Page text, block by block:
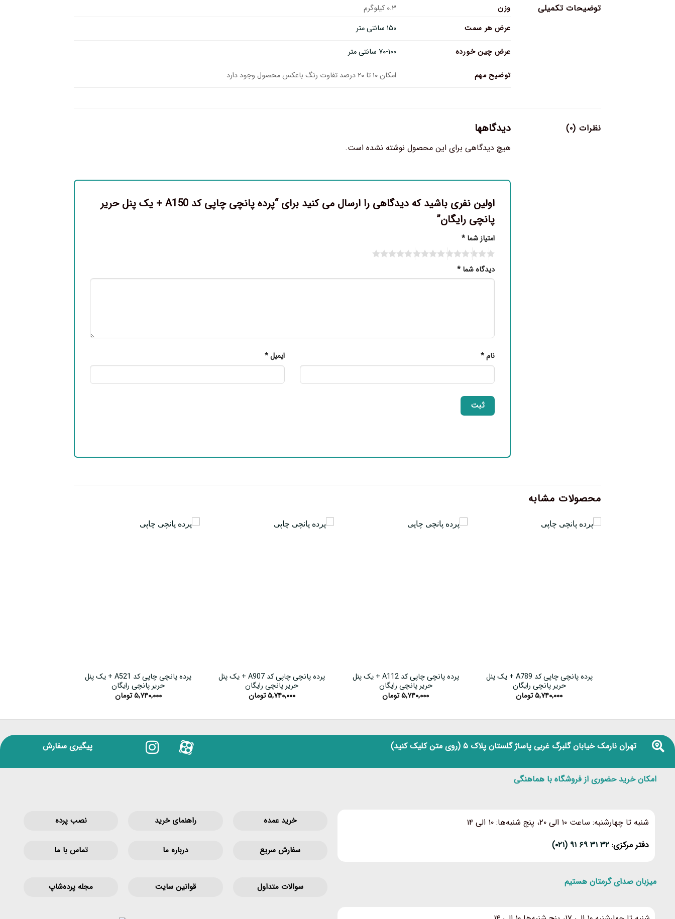
توضیحات تکمیلی وزن
۰.۳ کیلوگرم
عرض هر سمت
۱۵۰ سانتی متر
عرض چین خورده ۷۰-۱۰۰ سانتی متر
توضیح مهم امکان ۱۰ تا ۲۰ درصد تفاوت رنگ باعکس محصول وجود دارد
نظرات (۰) دیدگاهها
هیچ دیدگاهی برای این محصول نوشته نشده است.
اولین نفری باشید که دیدگاهی را ارسال می کنید برای “پرده پانچی چاپی کد A150 + یک پنل حریر
پانچی رایگان”
امتیاز شما *
دیدگاه شما *
نام* ایمیل*
محصولات مشابه
پرده پانچی چاپی کد A789 + یک پنل
حریر پانچی رایگان
۵,۷۴۰,۰۰۰تومان
پرده پانچی چاپی کد A112 + یک پنل
حریر پانچی رایگان
۵,۷۴۰,۰۰۰تومان
پرده پانچی چاپی کد A907 + یک پنل
حریر پانچی رایگان
۵,۷۴۰,۰۰۰تومان
پرده پانچی چاپی کد A521 + یک پنل
حریر پانچی رایگان
۵,۷۴۰,۰۰۰تومان
تهران نارمک خیابان گلبرگ غربی پاساژ گلستان پلاک ۵ (روی متن کلیک کنید) پیگیری سفارش
امکان خرید حضوری از فروشگاه با هماهنگی
شنبه تا چهارشنبه: ساعت ۱۰ الی ۲۰، پنج شنبه‌ها: ۱۰ الی ۱۴
دفتر مرکزی:۳۲ ۳۱ ۶۹ ۹۱ (۰۲۱)
خرید عمده راهنمای خرید نصب پرده
سفارش سریع درباره ما تماس با ما
میزبان صدای گرمتان هستیم سوالات متداول قوانین‌ سایت مجله پرده‌شاپ